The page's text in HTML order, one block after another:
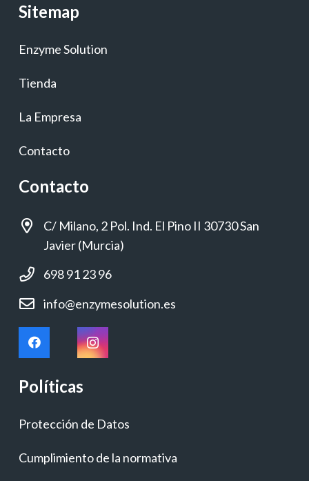
Sitemap
Enzyme Solution
Tienda
La Empresa
Contacto
Contacto
C/ Milano, 2 Pol. Ind. El Pino II 30730 San
Javier (Murcia)
698 91 23 96
info@enzymesolution.es
Políticas
Protección de Datos
Cumplimiento de la normativa